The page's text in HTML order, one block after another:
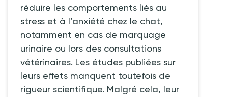
réduire les comportements liés au
stress et à l’anxiété chez le chat,
notamment en cas de marquage
urinaire ou lors des consultations
vétérinaires. Les études publiées sur
leurs effets manquent toutefois de
rigueur scientifique. Malgré cela, leur